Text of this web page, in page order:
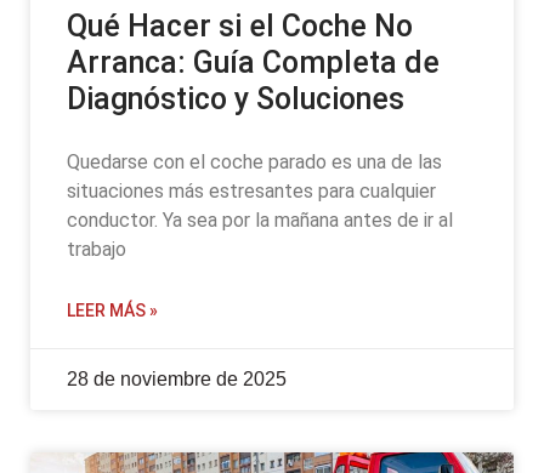
Qué Hacer si el Coche No
Arranca: Guía Completa de
Diagnóstico y Soluciones
Quedarse con el coche parado es una de las
situaciones más estresantes para cualquier
conductor. Ya sea por la mañana antes de ir al
trabajo
LEER MÁS »
28 de noviembre de 2025